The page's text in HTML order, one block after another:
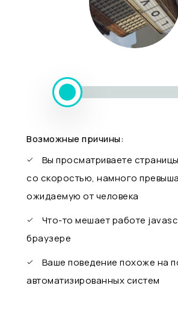
Возможные причины:
Вы просматриваете
со скоростью, намного
ожидаемую от человека
Что-то мешает работе
браузере
Ваше поведение похоже на
автоматизированных систем